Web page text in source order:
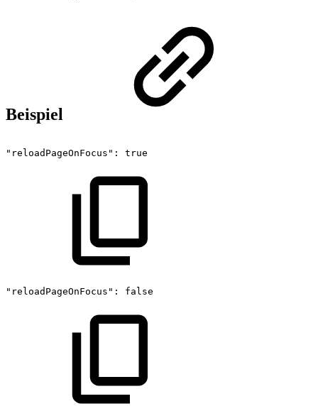
Beispiel
"reloadPageOnFocus": true
"reloadPageOnFocus": false